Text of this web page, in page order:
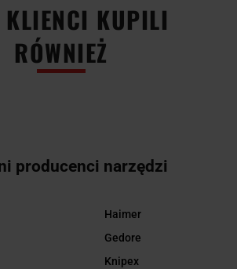
KUPILI
RÓWNIEŻ
producenci narzędzi
Haimer
Gedore
Knipex